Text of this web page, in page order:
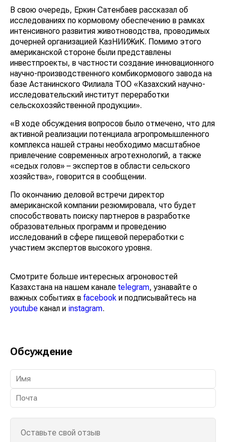
В свою очередь, Еркин Сатенбаев рассказал об
исследованиях по кормовому обеспечению в рамках
интенсивного развития животноводства, проводимых
дочерней организацией КазНИИЖиК. Помимо этого
американской стороне были представлены
инвестпроекты, в частности создание инновационного
научно-производственного комбикормового завода на
базе Астанинского Филиала ТОО «Казахский научно-
исследовательский институт переработки
сельскохозяйственной продукции».
«В ходе обсуждения вопросов было отмечено, что для
активной реализации потенциала агропромышленного
комплекса нашей страны необходимо масштабное
привлечение современных агротехнологий, а также
«седых голов» – экспертов в области сельского
хозяйства», говорится в сообщении.
По окончанию деловой встречи директор
американской компании резюмировала, что будет
способствовать поиску партнеров в разработке
образовательных программ и проведению
исследований в сфере пищевой переработки с
участием экспертов высокого уровня.
Смотрите больше интересных агроновостей
Казахстана на нашем канале telegram, узнавайте о
важных событиях в facebook и подписывайтесь на
youtube канал и instagram.
Обсуждение